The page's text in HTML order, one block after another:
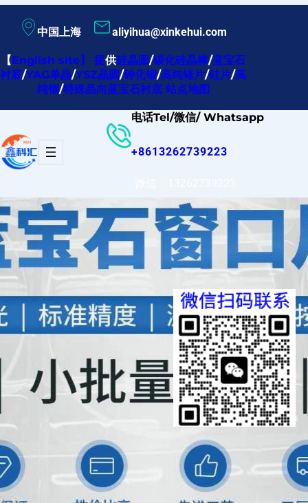
内
容
中国上海 aliyihua@xinkehui.com
【English site】提供硅晶圆/碳化硅晶棒/蓝宝石
衬底/YAG单晶/YSZ晶圆/砷化铟/高纯锗片/硅片/高
纯铟/特殊晶向蓝宝石衬底 站点地图
电话Tel/微信/ Whatsapp
+8613262739223